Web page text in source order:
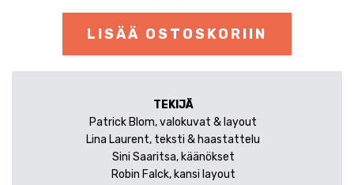
LISÄÄ OSTOSKORIIN
TEKIJÄ
Patrick Blom, valokuvat & layout
Lina Laurent, teksti & haastattelu
Sini Saaritsa, käänökset
Robin Falck, kansi layout